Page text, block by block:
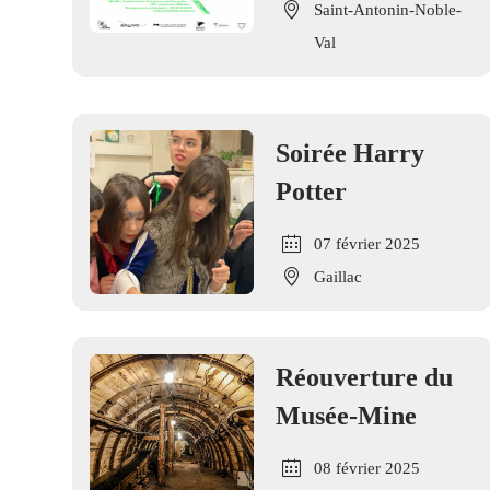
Saint-Antonin-Noble-
Val
Soirée Harry
Potter
07 février 2025
Gaillac
Réouverture du
Musée-Mine
08 février 2025